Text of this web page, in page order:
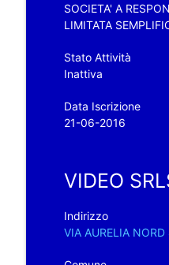
SOCIETA' A
LIMITATA
Stato Attività
Inattiva
Data Iscrizione
21-06-2016
VIDEO
Indirizzo
VIA AURELIA NORD